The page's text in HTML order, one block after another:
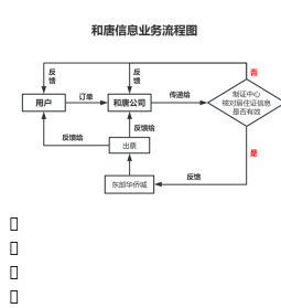



